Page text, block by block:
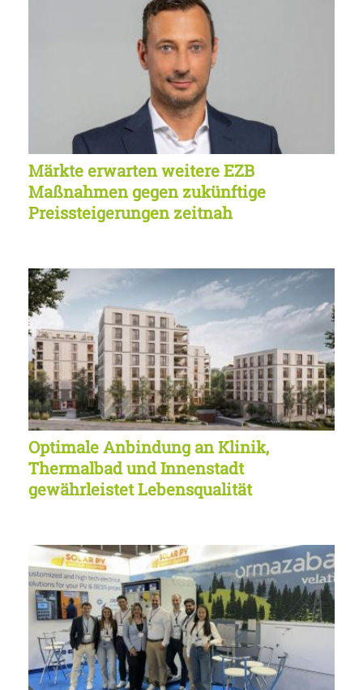
Märkte erwarten weitere EZB
Maßnahmen gegen zukünftige
Preissteigerungen zeitnah
Optimale Anbindung an Klinik,
Thermalbad und Innenstadt
gewährleistet Lebensqualität